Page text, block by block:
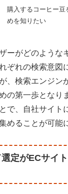
購入するコーヒー豆
めを知りたい
ーがどのような
ぞれの検索意図
、検索エンジン
の第一歩となり
で、自社サイト
めることが可能
定がECサイ